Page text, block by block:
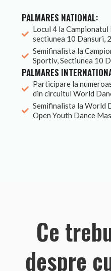
PALMARES NATIONAL:
Locul 4 la
sectiunea 10 Dansuri,
Semifinalista la
Sportiv, Sectiunea 10
PALMARES
Participare la
din circuitul World
Semifinalista la World
Open Youth Dance
Ce
despre